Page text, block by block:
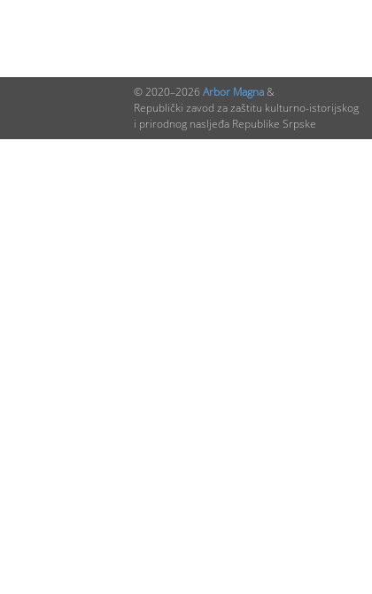
© 2020–2026 Arbor Magna&
Republički zavod za zaštitu kulturno-istorijskog
i prirodnog nasljeđa Republike Srpske